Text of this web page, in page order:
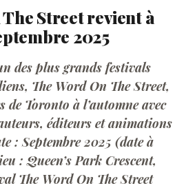
Street revient à
2025
des plus grands festivals
The Word On The Street,
de Toronto à l’automne avec
éditeurs et animations
: Septembre 2025 (date à
: Queen’s Park Crescent,
The Word On The Street